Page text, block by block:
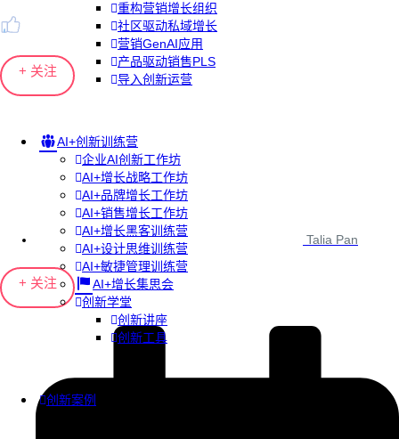
重构营销增长组织
社区驱动私域增长
营销GenAI应用
产品驱动销售PLS
导入创新运营
AI+创新训练营
企业AI创新工作坊
AI+增长战略工作坊
AI+品牌增长工作坊
AI+销售增长工作坊
AI+增长黑客训练营
AI+设计思维训练营
AI+敏捷管理训练营
AI+增长集思会
创新学堂
创新讲座
创新工具
创新案例
+ 关注
Talia Pan
+ 关注